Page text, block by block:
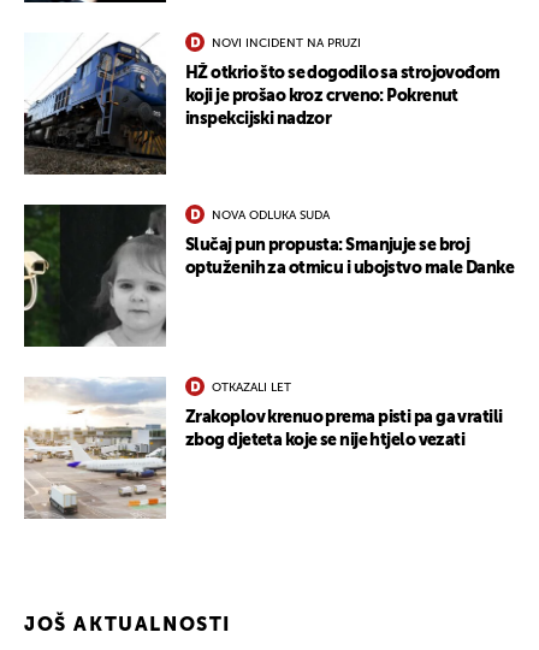
NOVI INCIDENT NA PRUZI
HŽ otkrio što se dogodilo sa strojovođom
koji je prošao kroz crveno: Pokrenut
inspekcijski nadzor
NOVA ODLUKA SUDA
Slučaj pun propusta: Smanjuje se broj
optuženih za otmicu i ubojstvo male Danke
OTKAZALI LET
Zrakoplov krenuo prema pisti pa ga vratili
zbog djeteta koje se nije htjelo vezati
JOŠ AKTUALNOSTIUKLJUČITE NOTIFIKACIJE